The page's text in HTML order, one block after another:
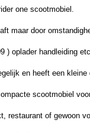
one scootmobiel.
maar door
) oplader handleiding
en heeft een kleine
scootmobiel
restaurant of gewoon